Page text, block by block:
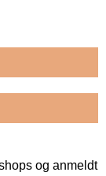
og anmeldt